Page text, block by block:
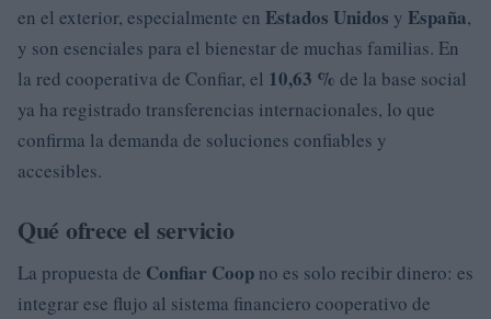
en el exterior, especialmente en Estados Unidos y España,
y son esenciales para el bienestar de muchas familias. En
la red cooperativa de Confiar, el 10,63 % de la base social
ya ha registrado transferencias internacionales, lo que
confirma la demanda de soluciones confiables y
accesibles.
Qué ofrece el servicio
La propuesta de Confiar Coop no es solo recibir dinero: es
integrar ese flujo al sistema financiero cooperativo de